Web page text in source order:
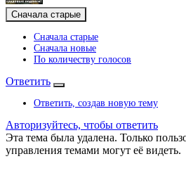
Сначала старые
Сначала старые
Сначала новые
По количеству голосов
Ответить
Ответить, создав новую тему
Авторизуйтесь, чтобы ответить
Эта тема была удалена. Только
управления темами могут её видеть.